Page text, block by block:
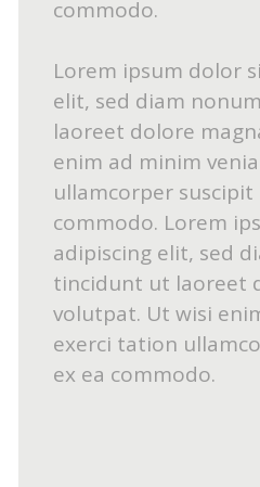
commodo.
Lorem ipsum dolor
elit, sed diam
laoreet dolore
enim ad minim
ullamcorper
commodo. Lorem
adipiscing elit, sed
tincidunt ut laoreet
volutpat. Ut wisi
exerci tation
ex ea commodo.